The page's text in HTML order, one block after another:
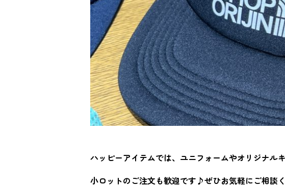
ハッピーアイテムでは、ユニフォームやオリジナル
小ロットのご注文も歓迎です♪ぜひお気軽にご相談